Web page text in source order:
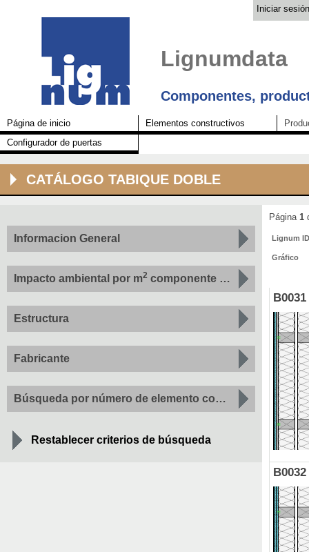
Iniciar sesión
Lignumdata
Componentes,
Página de inicio Elementos constructivos
Configurador de puertas
CATÁLOGO TABIQUE DOBLE
Informacion General
Impacto ambiental por m2 componente por indicador
Estructura
Fabricante
Búsqueda por número de elemento constructivo
Restablecer criterios de búsqueda
Página 1
Lignum
Gráfico
B0031
B0032